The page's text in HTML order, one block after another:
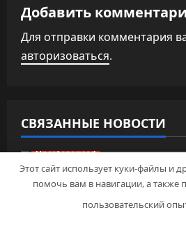
п
о
п
и
Добавить
Для отправки комментария
авторизоваться.
СВЯЗАННЫЕ НОВОСТИ
Uncategorised
Михаил Задорнов —
артист и его
Этот сайт использует куки-файлы и
помочь вам в навигации, а также
пользовательский